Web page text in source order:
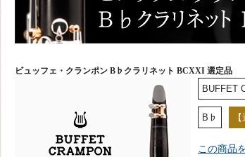
ビュッフェ・クランポン B♭クラリネット BCXXI 選定品
BUFFET
B♭
この商品